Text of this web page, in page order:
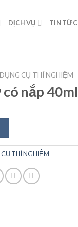
DỊCH VỤ TIN TỨC
DỤNG CỤ THÍ NGHIỆM
nắp 40ml
THÍ NGHIỆM